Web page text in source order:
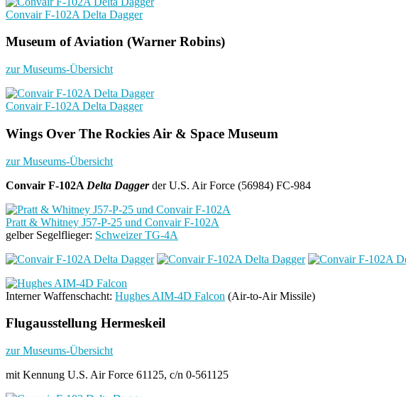
Convair F-102A Delta Dagger
Museum of Aviation (Warner Robins)
zur Museums-Übersicht
Convair F-102A Delta Dagger
Wings Over The Rockies Air & Space Museum
zur Museums-Übersicht
Convair F-102A Delta Daggerder U.S. Air Force (56984) FC-984
Pratt & Whitney J57-P-25 und Convair F-102A
gelber Segelflieger: Schweizer TG-4A
Interner Waffenschacht: Hughes AIM-4D Falcon (Air-to-Air Missile)
Flugausstellung Hermeskeil
zur Museums-Übersicht
mit Kennung U.S. Air Force 61125, c/n 0-561125